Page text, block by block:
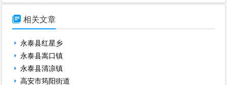
 相关文章
永泰县红星乡
永泰县嵩口镇
永泰县清凉镇
高安市筠阳街道